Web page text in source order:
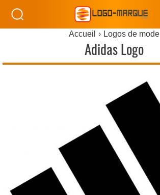
Accueil Logos de mode
Adidas Logo